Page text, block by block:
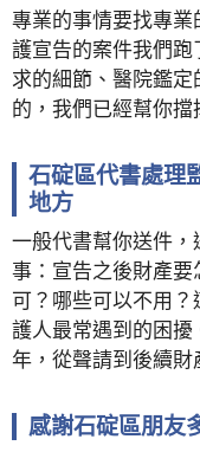
專業的事情要找專
護宣告的案件我們
求的細節、醫院鑑
的，我們已經幫你擋
石碇區代書處理
地方
一般代書幫你送件
事：宣告之後財產
可？哪些可以不用
護人最常遇到的困
年，從聲請到後續財
感謝石碇區朋友